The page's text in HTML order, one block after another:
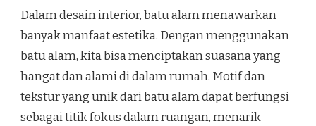
Dalam desain interior, batu alam menawarkan
banyak manfaat estetika. Dengan menggunakan
batu alam, kita bisa menciptakan suasana yang
hangat dan alami di dalam rumah. Motif dan
tekstur yang unik dari batu alam dapat berfungsi
sebagai titik fokus dalam ruangan, menarik